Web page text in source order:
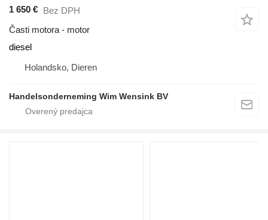
1 650 € Bez DPH
Časti motora - motor
diesel
Holandsko, Dieren
Handelsonderneming Wim Wensink BV